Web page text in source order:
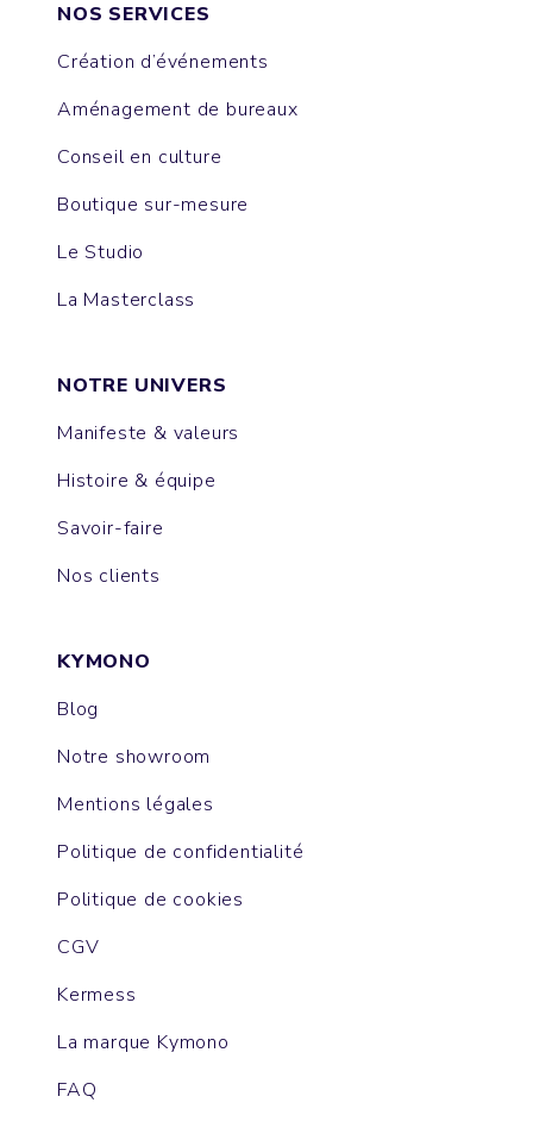
NOS SERVICES
Création d’événements
Aménagement de bureaux
Conseil en culture
Boutique sur-mesure
Le Studio
La Masterclass
NOTRE UNIVERS
Manifeste & valeurs
Histoire & équipe
Savoir-faire
Nos clients
KYMONO
Blog
Notre showroom
Mentions légales
Politique de confidentialité
Politique de cookies
CGV
Kermess
La marque Kymono
FAQ